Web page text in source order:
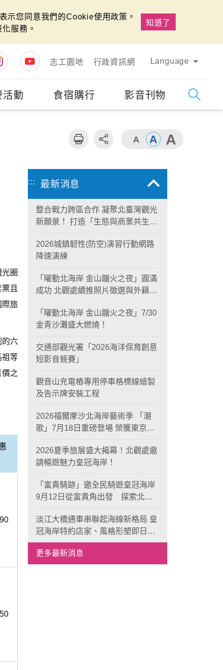
示您同意我們的Cookie使用政策。
服務。
知道了
志工園地 行政資訊網 Language
活動 食宿購行 影音刊物
圈
且
際旅
的六
等
之
::: 最新消息
整合戰力跨區合作 凝聚北臺灣觀光
新願景！ 打造「生態與商業共生」
2026城鎮韌性(防空)演習行動網路
降速演練
「曜動北海岸 金山蹦火之夜」圓滿
成功 北觀處續推照片徵選與外籍青
「曜動北海岸 金山蹦火之夜」7/30
金青沙灘盛大燃燒！
交通部觀光署「2026海洋保育創意
短影音競賽」
觀音山充電樁專用停車格標線繪製
及告示牌安裝工程
2026福爾摩沙北海岸藝術季 「潮
歌」7月18日重磅登場 榮獲東京設
2026夏季旅展盛大揭幕！北觀處邀
請暢遊魅力皇冠海岸！
「富貴騎跡」邀全民騎遊皇冠海岸
9月12日從富貴角出發 探索北海
淡江大橋通車串聯起海線新格局 皇
冠海岸特約店家、風格形塑即日起
開放報名
更多最新消息